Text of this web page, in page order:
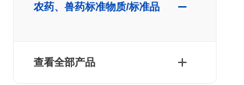
农药、兽药标准物质/标准品
查看全部产品